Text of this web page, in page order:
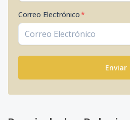
Correo Electrónico*
Enviar